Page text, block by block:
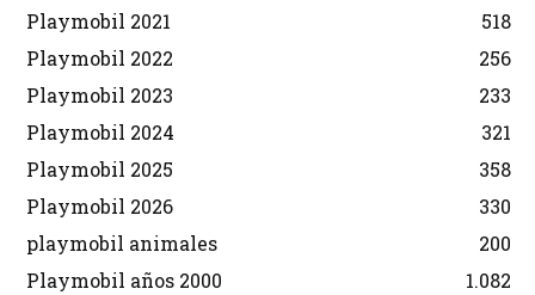
Playmobil 2021
518
Playmobil 2022
256
Playmobil 2023
233
Playmobil 2024
321
Playmobil 2025
358
Playmobil 2026
330
playmobil animales
200
Playmobil años 2000
1.082